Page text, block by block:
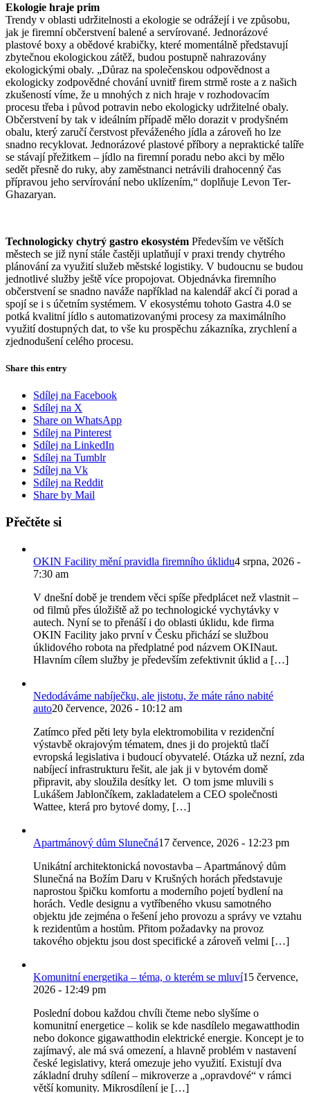
Ekologie hraje prim
Trendy v oblasti udržitelnosti a ekologie se odrážejí i ve způsobu,
jak je firemní občerstvení balené a servírované. Jednorázové
plastové boxy a obědové krabičky, které momentálně představují
zbytečnou ekologickou zátěž, budou postupně nahrazovány
ekologickými obaly. „Důraz na společenskou odpovědnost a
ekologicky zodpovědné chování uvnitř firem strmě roste a z našich
zkušeností víme, že u mnohých z nich hraje v rozhodovacím
procesu třeba i původ potravin nebo ekologicky udržitelné obaly.
Občerstvení by tak v ideálním případě mělo dorazit v prodyšném
obalu, který zaručí čerstvost převáženého jídla a zároveň ho lze
snadno recyklovat. Jednorázové plastové příbory a nepraktické talíře
se stávají přežitkem – jídlo na firemní poradu nebo akci by mělo
sedět přesně do ruky, aby zaměstnanci netrávili drahocenný čas
přípravou jeho servírování nebo uklízením,“ doplňuje Levon Ter-
Ghazaryan.
Technologicky chytrý gastro ekosystém Především ve větších
městech se již nyní stále častěji uplatňují v praxi trendy chytrého
plánování za využití služeb městské logistiky. V budoucnu se budou
jednotlivé služby ještě více propojovat. Objednávka firemního
občerstvení se snadno naváže například na kalendář akcí či porad a
spojí se i s účetním systémem. V ekosystému tohoto Gastra 4.0 se
potká kvalitní jídlo s automatizovanými procesy za maximálního
využití dostupných dat, to vše ku prospěchu zákazníka, zrychlení a
zjednodušení celého procesu.
Share this entry
Sdílej na Facebook
Sdílej na X
Share on WhatsApp
Sdílej na Pinterest
Sdílej na LinkedIn
Sdílej na Tumblr
Sdílej na Vk
Sdílej na Reddit
Share by Mail
Přečtěte si
OKIN Facility mění pravidla firemního úklidu4 srpna, 2026 -
7:30 am
V dnešní době je trendem věci spíše předplácet než vlastnit –
od filmů přes úložiště až po technologické vychytávky v
autech. Nyní se to přenáší i do oblasti úklidu, kde firma
OKIN Facility jako první v Česku přichází se službou
úklidového robota na předplatné pod názvem OKINaut.
Hlavním cílem služby je především zefektivnit úklid a […]
Nedodáváme nabíječku, ale jistotu, že máte ráno nabité
auto20 července, 2026 - 10:12 am
Zatímco před pěti lety byla elektromobilita v rezidenční
výstavbě okrajovým tématem, dnes ji do projektů tlačí
evropská legislativa i budoucí obyvatelé. Otázka už nezní, zda
nabíjecí infrastrukturu řešit, ale jak ji v bytovém domě
připravit, aby sloužila desítky let. O tom jsme mluvili s
Lukášem Jablončíkem, zakladatelem a CEO společnosti
Wattee, která pro bytové domy, […]
Apartmánový dům Slunečná17 července, 2026 - 12:23 pm
Unikátní architektonická novostavba – Apartmánový dům
Slunečná na Božím Daru v Krušných horách představuje
naprostou špičku komfortu a moderního pojetí bydlení na
horách. Vedle designu a vytříbeného vkusu samotného
objektu jde zejména o řešení jeho provozu a správy ve vztahu
k rezidentům a hostům. Přitom požadavky na provoz
takového objektu jsou dost specifické a zároveň velmi […]
Komunitní energetika – téma, o kterém se mluví15 července,
2026 - 12:49 pm
Poslední dobou každou chvíli čteme nebo slyšíme o
komunitní energetice – kolik se kde nasdílelo megawatthodin
nebo dokonce gigawatthodin elektrické energie. Koncept je to
zajímavý, ale má svá omezení, a hlavně problém v nastavení
české legislativy, která omezuje jeho využití. Existují dva
základní druhy sdílení – mikroverze a „opravdové“ v rámci
větší komunity. Mikrosdílení je […]